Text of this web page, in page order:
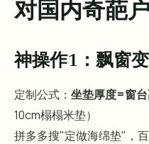
对国内奇葩户
神操作1：飘窗
定制公式： 坐垫厚度=窗
10cm榻榻米垫）
拼多多搜"定做海绵垫"，